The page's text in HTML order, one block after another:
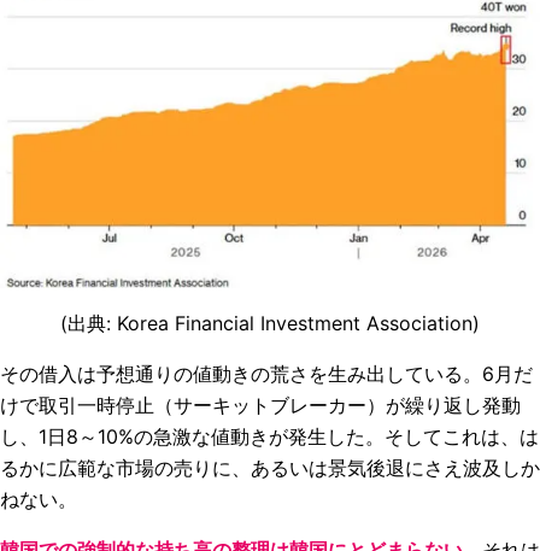
(出典: Korea Financial Investment Association)
その借入は予想通りの値動きの荒さを生み出している。6月だ
けで取引一時停止（サーキットブレーカー）が繰り返し発動
し、1日8～10%の急激な値動きが発生した。そしてこれは、は
るかに広範な市場の売りに、あるいは景気後退にさえ波及しか
ねない。